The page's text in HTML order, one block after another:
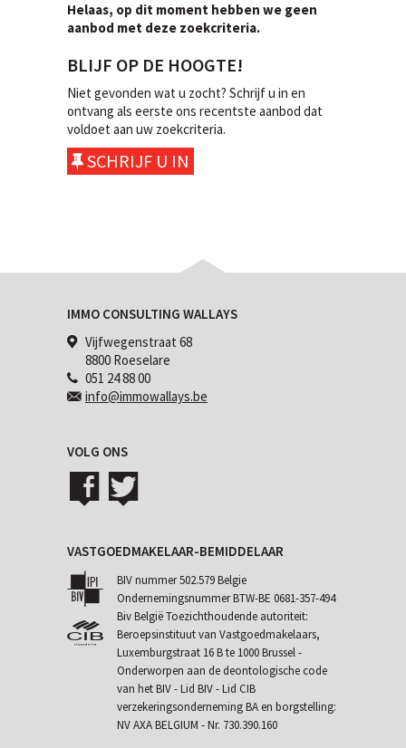
Helaas, op dit moment hebben we geen
aanbod met deze zoekcriteria.
BLIJF OP DE HOOGTE!
Niet gevonden wat u zocht? Schrijf u in en
ontvang als eerste ons recentste aanbod dat
voldoet aan uw zoekcriteria.
SCHRIJF U IN
IMMO CONSULTING WALLAYS
Vijfwegenstraat 68
8800 Roeselare
051 24 88 00
info@immowallays.be
VOLG ONS
VASTGOEDMAKELAAR-BEMIDDELAAR
BIV nummer 502.579 Belgie
Ondernemingsnummer BTW-BE 0681-357-494
Biv België Toezichthoudende autoriteit:
Beroepsinstituut van Vastgoedmakelaars,
Luxemburgstraat 16 B te 1000 Brussel -
Onderworpen aan de deontologische code
van het BIV- Lid BIV - Lid CIB
verzekeringsonderneming BA en borgstelling:
NV AXA BELGIUM - Nr. 730.390.160